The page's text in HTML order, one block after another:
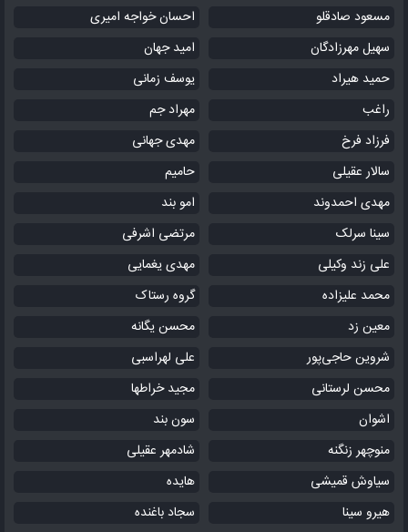
مسعود صادقلو
احسان خواجه امیری
سهیل مهرزادگان
امید جهان
حمید هیراد
یوسف زمانی
راغب
مهراد جم
فرزاد فرخ
مهدی جهانی
سالار عقیلی
حامیم
مهدی احمدوند
امو بند
سینا سرلک
مرتضی اشرفی
علی زند وکیلی
مهدی یغمایی
محمد علیزاده
گروه رستاک
معین زد
محسن یگانه
شروین حاجی‌پور
علی لهراسبی
محسن لرستانی
مجید خراطها
اشوان
سون بند
منوچهر زنگنه
شادمهر عقیلی
سیاوش قمیشی
هایده
هیرو سینا
سجاد باغنده